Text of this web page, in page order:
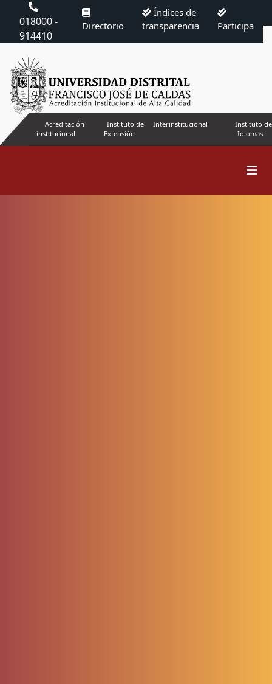
018000 -
914410
Directorio
Índices de
transparencia
Participa
Acreditación
institucional
Instituto de
Extensión
Interinstitucional
Instituto de
Idiomas